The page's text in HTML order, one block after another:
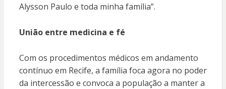
Alysson Paulo e toda minha família”.
União entre medicina e fé
Com os procedimentos médicos em andamento
contínuo em Recife, a família foca agora no poder
da intercessão e convoca a população a manter a